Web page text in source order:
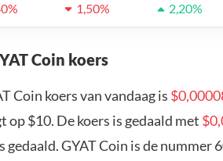
1,50% 2,20%
Coin koers
Coin koers van vandaag is
op $10. De koers is gedaald met
gedaald. GYAT Coin is de